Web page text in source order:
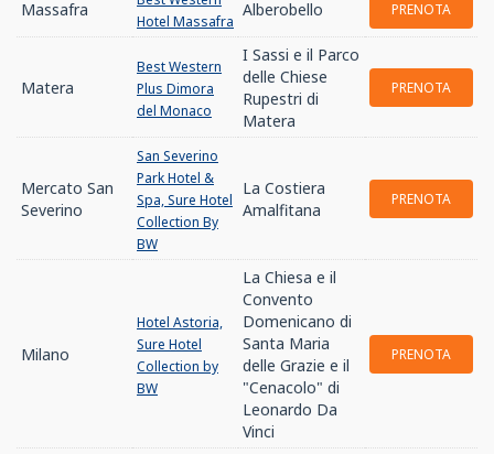
Massafra
Hotel Massafra
Alberobello PRENOTA
Matera
Best Western
Plus Dimora
del Monaco
I Sassi e il Parco
delle Chiese
Rupestri di
Matera
PRENOTA
Mercato San
Severino
San Severino
Park Hotel &
Spa, Sure Hotel
Collection By
BW
La Costiera
Amalfitana
PRENOTA
Milano
Hotel Astoria,
Sure Hotel
Collection by
BW
La Chiesa e il
Convento
Domenicano di
Santa Maria
delle Grazie e il
"Cenacolo" di
Leonardo Da
Vinci
PRENOTA